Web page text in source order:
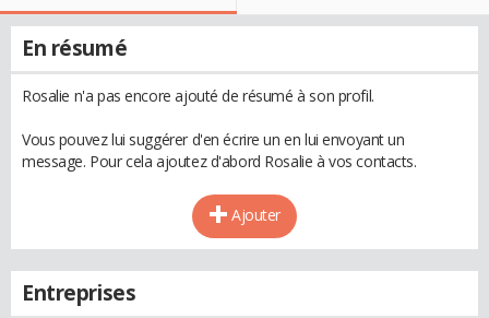
En résumé
Rosalie n'a pas encore ajouté de résumé à son profil.
Vous pouvez lui suggérer d'en écrire un en lui envoyant un
message. Pour cela ajoutez d'abord Rosalie à vos contacts.
Ajouter
Entreprises